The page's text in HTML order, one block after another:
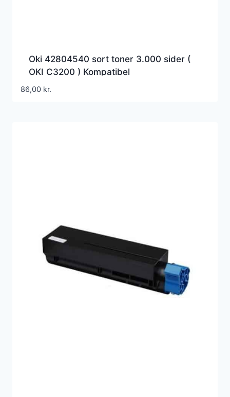
Oki 42804540 sort toner 3.000 sider (
OKI C3200 ) Kompatibel
86,00 kr.